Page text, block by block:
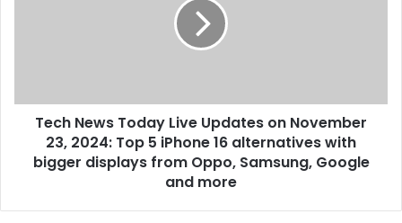
2024:
iPhone
with
Tech News Today Live Updates on November
23, 2024: Top 5 iPhone 16 alternatives with
bigger displays from Oppo, Samsung, Google
and more